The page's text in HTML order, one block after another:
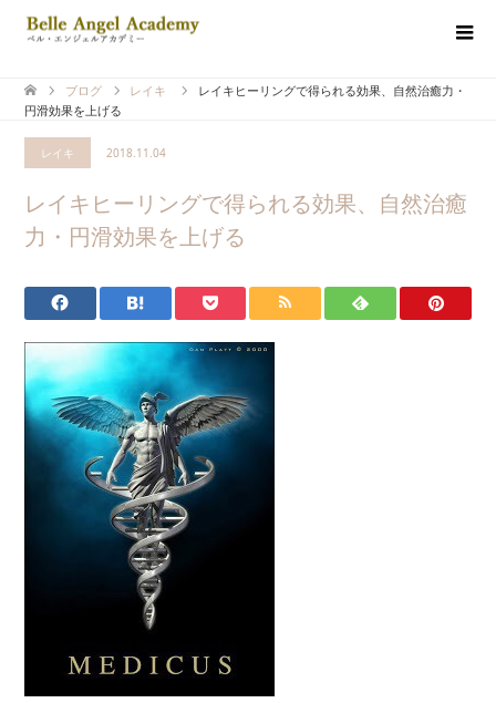
ブログ レイキ
レイキヒーリングで得られる効果、自然治癒力・
円滑効果を上げる
レイキ 2018.11.04
レイキヒーリングで得られる効果、自然治癒
力・円滑効果を上げる